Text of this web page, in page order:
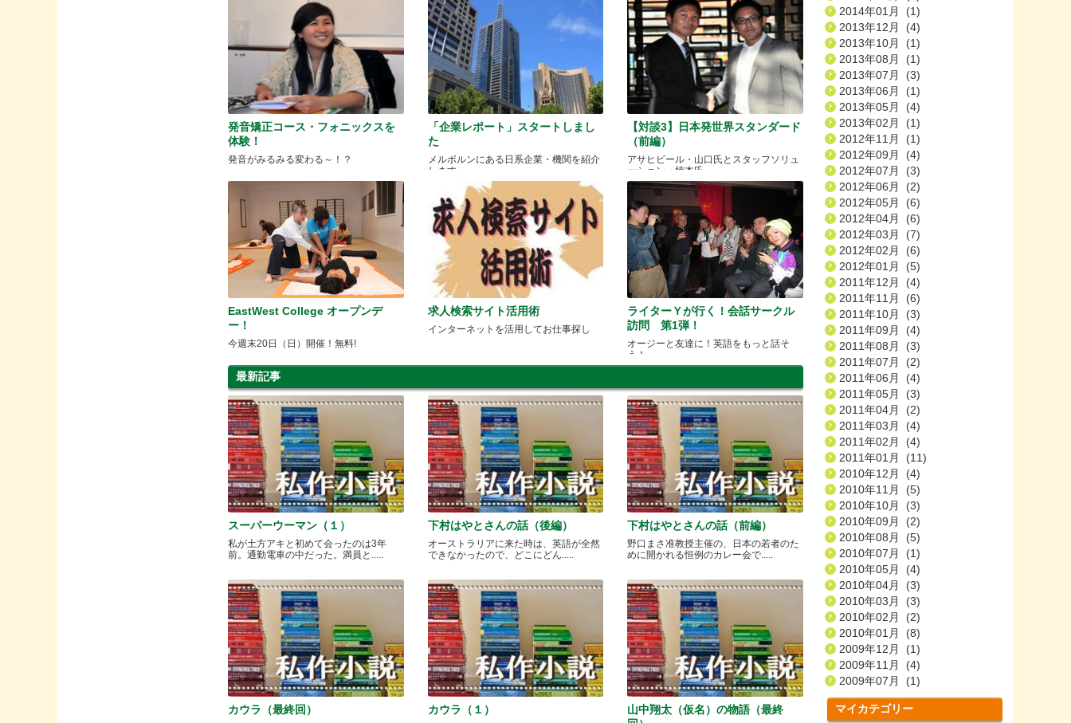
発音矯正コース・フォニックスを
体験！
発音がみるみる変わる～！？
「企業レポート」スタートしまし
た
メルボルンにある日系企業・機関を紹介
します
【対談3】日本発世界スタンダード
（前編）
アサヒビール・山口氏とスタッフソリュ
ーション・楠本氏
EastWest College オープンデ
ー！
今週末20日（日）開催！無料!
求人検索サイト活用術
インターネットを活用してお仕事探し
ライターＹが行く！会話サークル
訪問 第1弾！
オージーと友達に！英語をもっと話そ
う！
最新記事
スーパーウーマン（１）
私が土方アキと初めて会ったのは3年
前。通勤電車の中だった。満員と.....
下村はやとさんの話（後編）
オーストラリアに来た時は、英語が全然
できなかったので、どこにどん.....
下村はやとさんの話（前編）
野口まさ准教授主催の、日本の若者のた
めに開かれる恒例のカレー会で.....
カウラ（最終回） カウラ（１）
山中翔太（仮名）の物語（最終
2014年01月 (1)
2013年12月 (4)
2013年10月 (1)
2013年08月 (1)
2013年07月 (3)
2013年06月 (1)
2013年05月 (4)
2013年02月 (1)
2012年11月 (1)
2012年09月 (4)
2012年07月 (3)
2012年06月 (2)
2012年05月 (6)
2012年04月 (6)
2012年03月 (7)
2012年02月 (6)
2012年01月 (5)
2011年12月 (4)
2011年11月 (6)
2011年10月 (3)
2011年09月 (4)
2011年08月 (3)
2011年07月 (2)
2011年06月 (4)
2011年05月 (3)
2011年04月 (2)
2011年03月 (4)
2011年02月 (4)
2011年01月 (11)
2010年12月 (4)
2010年11月 (5)
2010年10月 (3)
2010年09月 (2)
2010年08月 (5)
2010年07月 (1)
2010年05月 (4)
2010年04月 (3)
2010年03月 (3)
2010年02月 (2)
2010年01月 (8)
2009年12月 (1)
2009年11月 (4)
2009年07月 (1)
マイカテゴリー